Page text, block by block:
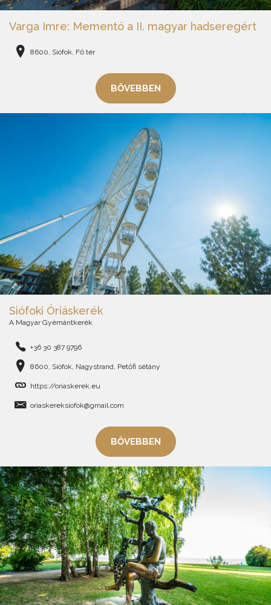
Varga Imre: Mementó a II. magyar hadseregért
8600, Siófok, Fő tér
BŐVEBBEN
Siófoki Óriáskerék
A Magyar Gyémántkerék
+36 30 387 9796
8600, Siófok, Nagystrand, Petőfi sétány
https://oriaskerek.eu
oriaskereksiofok@gmail.com
BŐVEBBEN